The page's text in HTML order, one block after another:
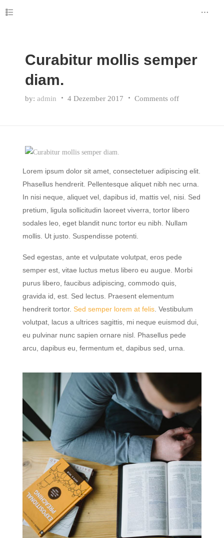
Curabitur mollis semper
diam.
by: admin 4 Dezember 2017 Comments off
Lorem ipsum dolor sit amet, consectetuer adipiscing elit.
Phasellus hendrerit. Pellentesque aliquet nibh nec urna.
In nisi neque, aliquet vel, dapibus id, mattis vel, nisi. Sed
pretium, ligula sollicitudin laoreet viverra, tortor libero
sodales leo, eget blandit nunc tortor eu nibh. Nullam
mollis. Ut justo. Suspendisse potenti.
Sed egestas, ante et vulputate volutpat, eros pede
semper est, vitae luctus metus libero eu augue. Morbi
purus libero, faucibus adipiscing, commodo quis,
gravida id, est. Sed lectus. Praesent elementum
hendrerit tortor. Sed semper lorem at felis . Vestibulum
volutpat, lacus a ultrices sagittis, mi neque euismod dui,
eu pulvinar nunc sapien ornare nisl. Phasellus pede
arcu, dapibus eu, fermentum et, dapibus sed, urna.